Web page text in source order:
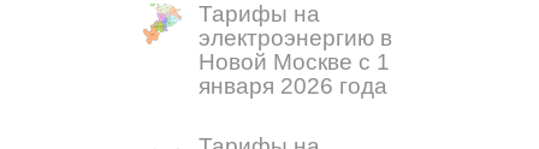
Тарифы на
электроэнергию в
Новой Москве с 1
января 2026 года